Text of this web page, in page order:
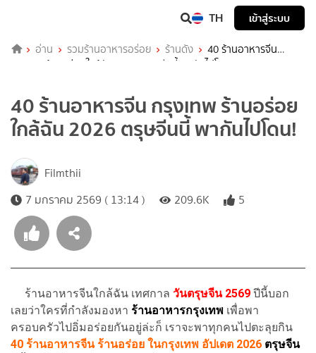
TH เข้าสู่ระบบ
อ่าน รวมร้านอาหารอร่อย ร้านดัง
40 ร้านอาหารจีน
กรุงเทพ ร้านอร่อยใกล้ฉัน 2026 ตรุษจีนนี้ พากันไปโดน!
40 ร้านอาหารจีน กรุงเทพ ร้านอร่อย
ใกล้ฉัน 2026 ตรุษจีนนี้ พากันไปโดน!
Filmthii
7 มกราคม 2569 ( 13:14 )
209.6K 5
ร้านอาหารจีนใกล้ฉัน เทศกาล วันตรุษจีน 2569 ปีนี้บอก
เลยว่าใครที่กำลังมองหา ร้านอาหารกรุงเทพ เพื่อพา
ครอบครัวไปอิ่มอร่อยกันอยู่ล่ะก็ เราจะพาทุกคนไปตะลุยกิน
40 ร้านอาหารจีน ร้านอร่อย ในกรุงเทพ อัปเดต 2026 ตรุษจีน